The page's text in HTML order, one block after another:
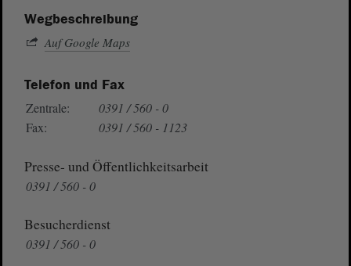
Wegbeschreibung
Auf Google Maps
Telefon und Fax
Zentrale:
0391 / 560 - 0
Fax:
0391 / 560 - 1123
Presse- und Öffentlichkeitsarbeit
0391 / 560 - 0
Besucherdienst
0391 / 560 - 0